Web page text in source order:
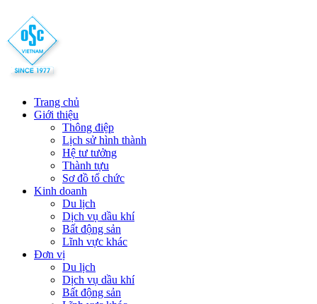
Trang chủ
Giới thiệu
Thông điệp
Lịch sử hình thành
Hệ tư tưởng
Thành tựu
Sơ đồ tổ chức
Kinh doanh
Du lịch
Dịch vụ dầu khí
Bất động sản
Lĩnh vực khác
Đơn vị
Du lịch
Dịch vụ dầu khí
Bất động sản